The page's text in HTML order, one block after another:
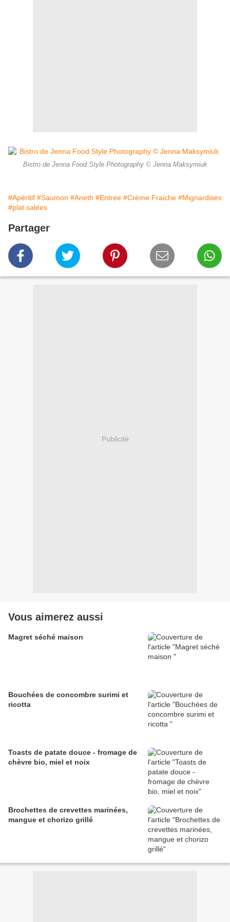
Bistro de Jenna Food Style Photography © Jenna Maksymiuk
#Apéritif #Saumon #Aneth #Entrée #Crème Fraiche #Mignardises
#plat salées
Partager
Publicité
Vous aimerez aussi
Magret séché maison
Bouchées de concombre surimi et
ricotta
Toasts de patate douce - fromage de
chèvre bio, miel et noix
Brochettes de crevettes marinées,
mangue et chorizo grillé